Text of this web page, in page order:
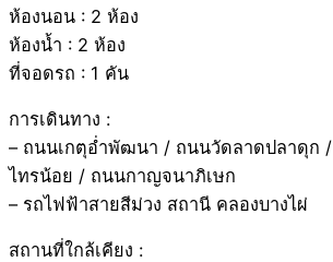
ห้องนอน : 2 ห้อง
ห้องน้ำ : 2 ห้อง
ที่จอดรถ : 1 คัน
การเดินทาง :
– ถนนเกตุอ่ำพัฒนา / ถนนวัดลาดปลาดุก
ไทรน้อย / ถนนกาญจนาภิเษก
– รถไฟฟ้าสายสีม่วง สถานี คลองบางไผ่
สถานที่ใกล้เคียง :